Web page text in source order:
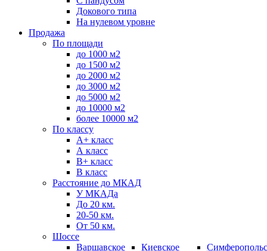
Докового типа
На нулевом уровне
Продажа
По площади
до 1000 м2
до 1500 м2
до 2000 м2
до 3000 м2
до 5000 м2
до 10000 м2
более 10000 м2
По классу
A+ класс
А класс
В+ класс
B класс
Расстояние до МКАД
У МКАДа
До 20 км.
20-50 км.
От 50 км.
Шоссе
Варшавское
Киевское